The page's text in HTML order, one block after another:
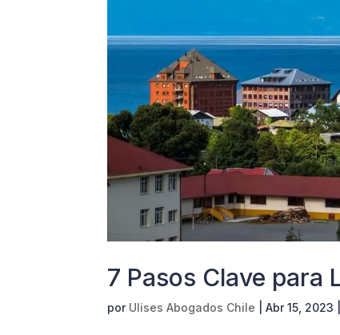
7 Pasos Clave para
por Ulises Abogados Chile |Abr 15, 2023